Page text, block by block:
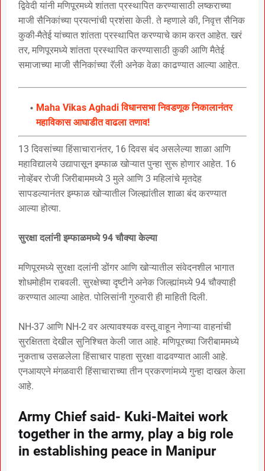
द्विवेदी यांनी मणिपूरमध्ये शांतता प्रस्थापित करण्यासाठी लष्कराच्या
माजी सैनिकांच्या प्रयत्नांची प्रशंसा केली. ते म्हणाले की, निवृत्त सैनिक
कुकी-मैतेई यांच्यात शांतता प्रस्थापित करण्याचे काम करत आहेत. खरं
तर, मणिपूरमध्ये शांतता प्रस्थापित करण्यासाठी कुकी आणि मैतेई
समाजाच्या माजी सैनिकांच्या रॅली अनेक वेळा काढण्यात आल्या आहेत.
Maha Vikas Aghadi विधानसभा निवडणूक निकालानंतर
महाविकास आघाडीत वाढला तणाव!
13 दिवसांच्या हिंसाचारानंतर, 16 दिवस बंद असलेल्या शाळा आणि
महाविद्यालये उद्यापासून इम्फाळ खोऱ्यात पुन्हा सुरू होणार आहेत. 16
नोव्हेंबर रोजी जिरीबाममध्ये 3 मुले आणि 3 महिलांचे मृतदेह
सापडल्यानंतर इम्फाळ खोऱ्यातील जिल्ह्यांतील शाळा बंद करण्यात
आल्या होत्या.
सुरक्षा दलांनी इम्फाळमध्ये 94 चौक्या केल्या
मणिपूरमध्ये सुरक्षा दलांनी डोंगर आणि खोऱ्यातील संवेदनशील भागात
शोधमोहीम राबवली. सुरक्षेच्या दृष्टीने अनेक जिल्ह्यांमध्ये 94 चौक्याही
करण्यात आल्या आहेत. पोलिसांनी गुरुवारी ही माहिती दिली.
NH-37 आणि NH-2 वर अत्यावश्यक वस्तू वाहून नेणाऱ्या वाहनांची
सुरक्षितता देखील सुनिश्चित केली जात आहे. मणिपूरच्या जिरीबाममध्ये
नुकताच उसळलेला हिंसाचार पाहता सुरक्षा वाढवण्यात आली आहे.
एनआयएने मंगळवारी हिंसाचाराच्या तीन प्रकरणांमध्ये गुन्हा दाखल केला
आहे.
Army Chief said- Kuki-Maitei work
together in the army, play a big role
in establishing peace in Manipur